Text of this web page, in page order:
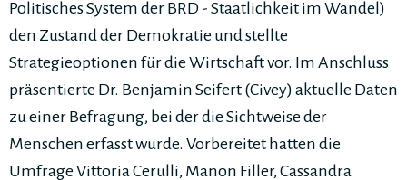
Politisches System der BRD - Staatlichkeit im Wandel)
den Zustand der Demokratie und stellte
Strategieoptionen für die Wirtschaft vor. Im Anschluss
präsentierte Dr. Benjamin Seifert (Civey) aktuelle Daten
zu einer Befragung, bei der die Sichtweise der
Menschen erfasst wurde. Vorbereitet hatten die
Umfrage Vittoria Cerulli, Manon Filler, Cassandra